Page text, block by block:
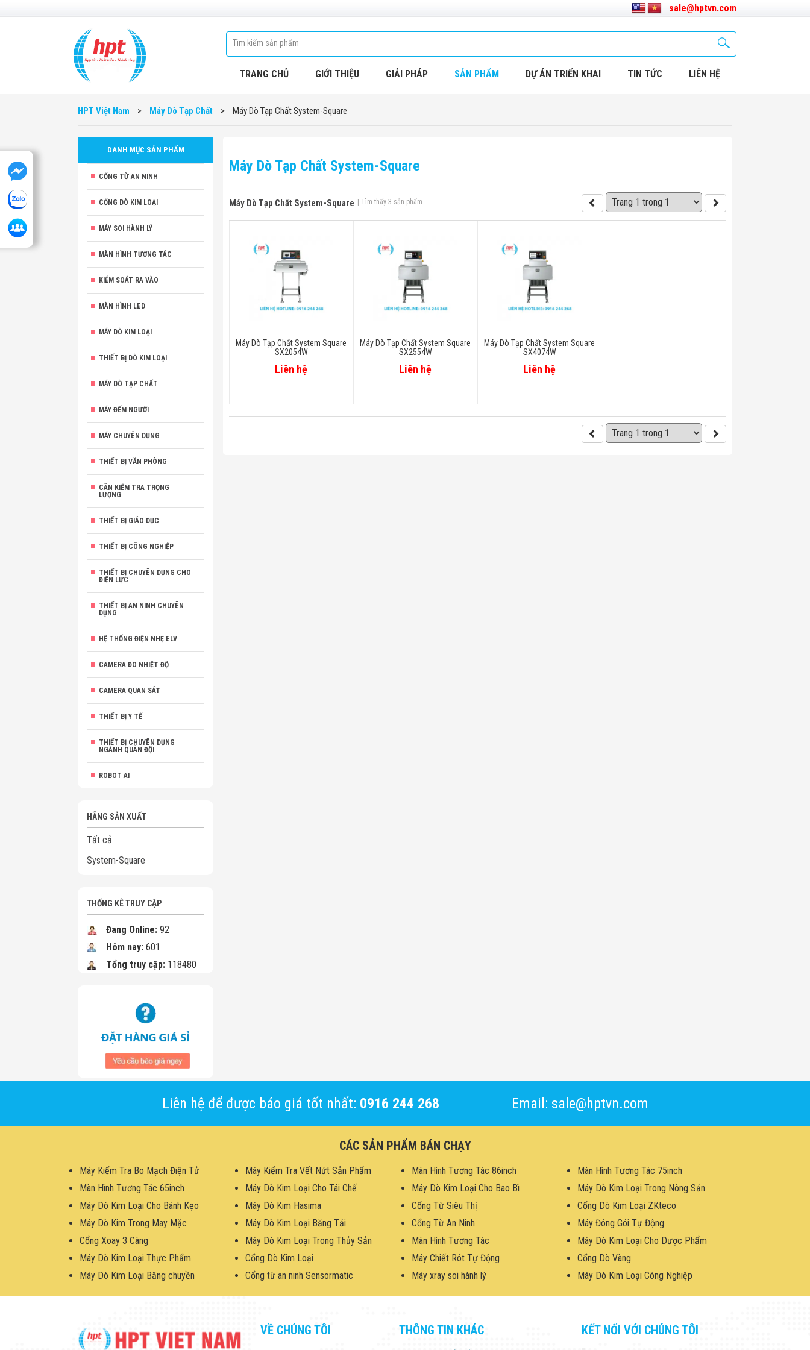
sale@hptvn.com
TRANG CHỦ GIỚI THIỆU GIẢI PHÁP SẢN PHẨM DỰ ÁN TRIỂN KHAI TIN TỨC LIÊN HỆ
HPT Việt Nam > Máy Dò Tạp Chất > Máy Dò Tạp Chất System-Square
DANH MỤC SẢN PHẨM
CỔNG TỪ AN NINH
CỔNG DÒ KIM LOẠI
MÁY SOI HÀNH LÝ
MÀN HÌNH TƯƠNG TÁC
KIỂM SOÁT RA VÀO
MÀN HÌNH LED
MÁY DÒ KIM LOẠI
THIẾT BỊ DÒ KIM LOẠI
MÁY DÒ TẠP CHẤT
MÁY ĐẾM NGƯỜI
MÁY CHUYÊN DỤNG
THIẾT BỊ VĂN PHÒNG
CÂN KIỂM TRA TRỌNG
LƯỢNG
THIẾT BỊ GIÁO DỤC
THIẾT BỊ CÔNG NGHIỆP
THIẾT BỊ CHUYÊN DỤNG CHO
ĐIỆN LỰC
THIẾT BỊ AN NINH CHUYÊN
DỤNG
HỆ THỐNG ĐIỆN NHẸ ELV
CAMERA ĐO NHIỆT ĐỘ
CAMERA QUAN SÁT
THIẾT BỊ Y TẾ
THIẾT BỊ CHUYÊN DỤNG
NGÀNH QUÂN ĐỘI
ROBOT AI
HÃNG SẢN XUẤT
Tất cả
System-Square
THỐNG KÊ TRUY CẬP
Đang Online: 92
Hôm nay: 601
Tổng truy cập: 118480
Máy Dò Tạp Chất System-Square
Máy Dò Tạp Chất System-Square | Tìm thấy 3 sản phẩm
Máy Dò Tạp Chất System Square
SX2054W
Liên hệ
Máy Dò Tạp Chất System Square
SX2554W
Liên hệ
Máy Dò Tạp Chất System Square
SX4074W
Liên hệ
Liên hệ để được báo giá tốt nhất: 0916 244 268 Email: sale@hptvn.com
CÁC SẢN PHẨM BÁN CHẠY
Máy Kiểm Tra Bo Mạch Điện Tử Máy Kiểm Tra Vết Nứt Sản Phẩm Màn Hình Tương Tác 86inch
Màn Hình Tương Tác 75inch
Màn Hình Tương Tác 65inch
Máy Dò Kim Loại Cho Tái Chế Máy Dò Kim Loại Cho Bao Bì
Máy Dò Kim Loại Trong Nông Sản
Máy Dò Kim Loại Cho Bánh Kẹo
Máy Dò Kim Hasima Cổng Từ Siêu Thị
Cổng Dò Kim Loại ZKteco
Máy Dò Kim Trong May Mặc
Máy Dò Kim Loại Băng Tải Cổng Từ An Ninh
Máy Đóng Gói Tự Động
Cổng Xoay 3 Càng
Máy Dò Kim Loại Trong Thủy Sản Màn Hình Tương Tác
Máy Dò Kim Loại Cho Dược Phẩm
Máy Dò Kim Loại Thực Phẩm
Cổng Dò Kim Loại Máy Chiết Rót Tự Động
Cổng Dò Vàng
Máy Dò Kim Loại Băng chuyền
Cổng từ an ninh Sensormatic Máy xray soi hành lý Máy Dò Kim Loại Công Nghiệp
VỀ CHÚNG TÔI THÔNG TIN KHÁC KẾT NỐI VỚI CHÚNG TÔI